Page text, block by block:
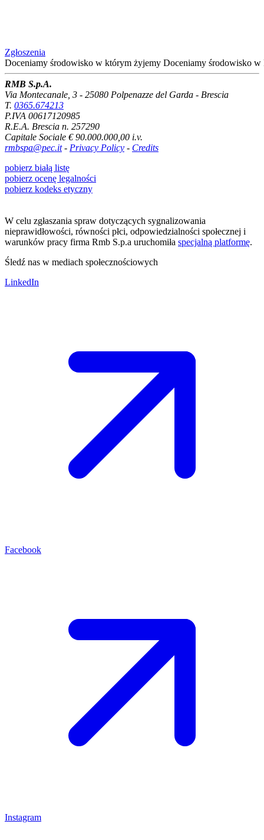
Zgłoszenia
Doceniamy środowisko w którym żyjemy Doceniamy środowisko w
RMB S.p.A.
Via Montecanale, 3 - 25080 Polpenazze del Garda - Brescia
T. 0365.674213
P.IVA 00617120985
R.E.A. Brescia n. 257290
Capitale Sociale € 90.000.000,00 i.v.
rmbspa@pec.it- Privacy Policy - Credits
pobierz białą listę
pobierz ocenę legalności
pobierz kodeks etyczny
W celu zgłaszania spraw dotyczących sygnalizowania
nieprawidłowości, równości płci, odpowiedzialności społecznej i
warunków pracy firma Rmb S.p.a uruchomiła specjalną platformę.
Śledź nas w mediach społecznościowych
LinkedIn
Facebook
Instagram